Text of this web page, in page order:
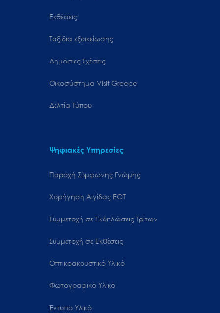
Εκθέσεις
Ταξίδια εξοικείωσης
Δημόσιες Σχέσεις
Oικοσύστημα Visit Greece
Δελτία Τύπου
Ψηφιακές Υπηρεσίες
Παροχή Σύμφωνης Γνώμης
Χορήγηση Αιγίδας ΕΟΤ
Συμμετοχή σε Εκδηλώσεις Τρίτων
Συμμετοχή σε Εκθέσεις
Οπτικοακουστικό Υλικό
Φωτογραφικό Υλικό
Έντυπο Υλικό